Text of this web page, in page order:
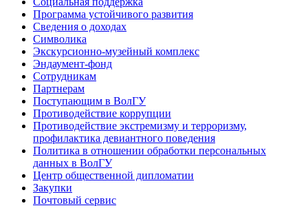
Программа устойчивого развития
Сведения о доходах
Символика
Экскурсионно-музейный комплекс
Эндаумент-фонд
Сотрудникам
Партнерам
Поступающим в ВолГУ
Противодействие коррупции
Противодействие экстремизму и терроризму,
профилактика девиантного поведения
Политика в отношении обработки персональных
данных в ВолГУ
Центр общественной дипломатии
Закупки
Почтовый сервис